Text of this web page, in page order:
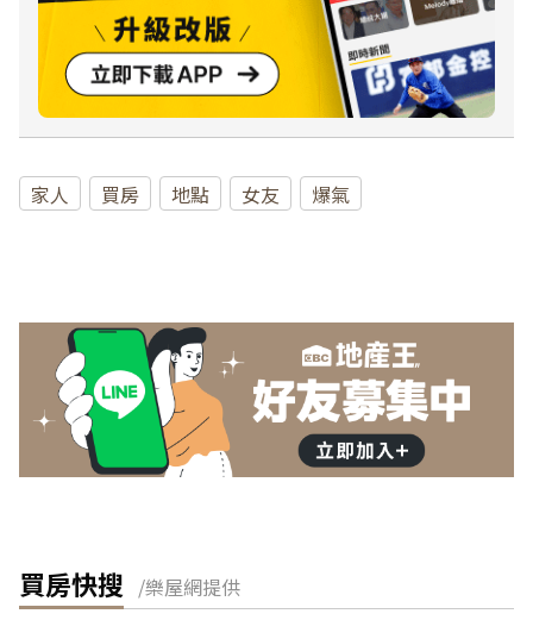
家人 買房 地點 女友 爆氣
買房快搜 /樂屋網提供